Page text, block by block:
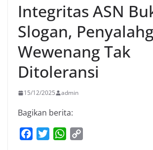
Integritas ASN
Slogan,
Wewenang Tak
Ditoleransi
15/12/2025 admin
Bagikan berita:
W